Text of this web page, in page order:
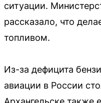
ситуации.
рассказало, что
топливом.
Из-за дефицита
авиации в России